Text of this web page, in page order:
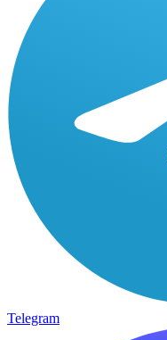
Telegram